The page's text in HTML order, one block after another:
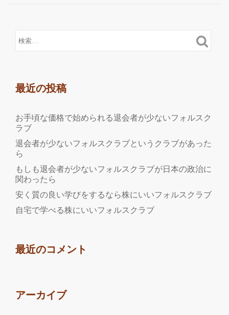
最近の投稿
お手頃な価格で始められる退会者が少ないフォルスク
ラブ
退会者が少ないフォルスクラブというクラブがあった
ら
もしも退会者が少ないフォルスクラブが日本の政治に
関わったら
安く質の良い学びをするなら株にいいフォルスクラブ
自宅で学べる株にいいフォルスクラブ
最近のコメント
アーカイブ